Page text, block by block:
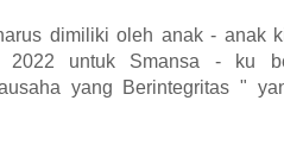
dimiliki oleh anak - anak
2022 untuk Smansa - ku
yang Berintegritas "